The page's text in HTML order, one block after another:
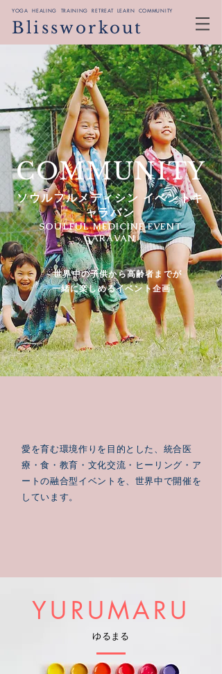
YOGA HEALING TRAINING RETREAT LEARN COMMUNITY
Blissworkout
COMMUNITY
ソウルフルメディシン イベントキ
ャラバン
SOULFUL MEDICINE EVENT
CARAVAN
- 世界中の子供から高齢者までが
一緒に楽しめるイベント企画-
愛を育む環境作りを目的とした、統合医
療・食・教育・文化交流・ヒーリング・ア
ートの融合型イベントを、世界中で開催を
しています。
YURUMARU
​ゆるまる